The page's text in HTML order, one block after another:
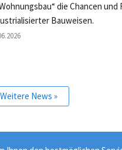
die Chancen und
Bauweisen.
Weitere News »